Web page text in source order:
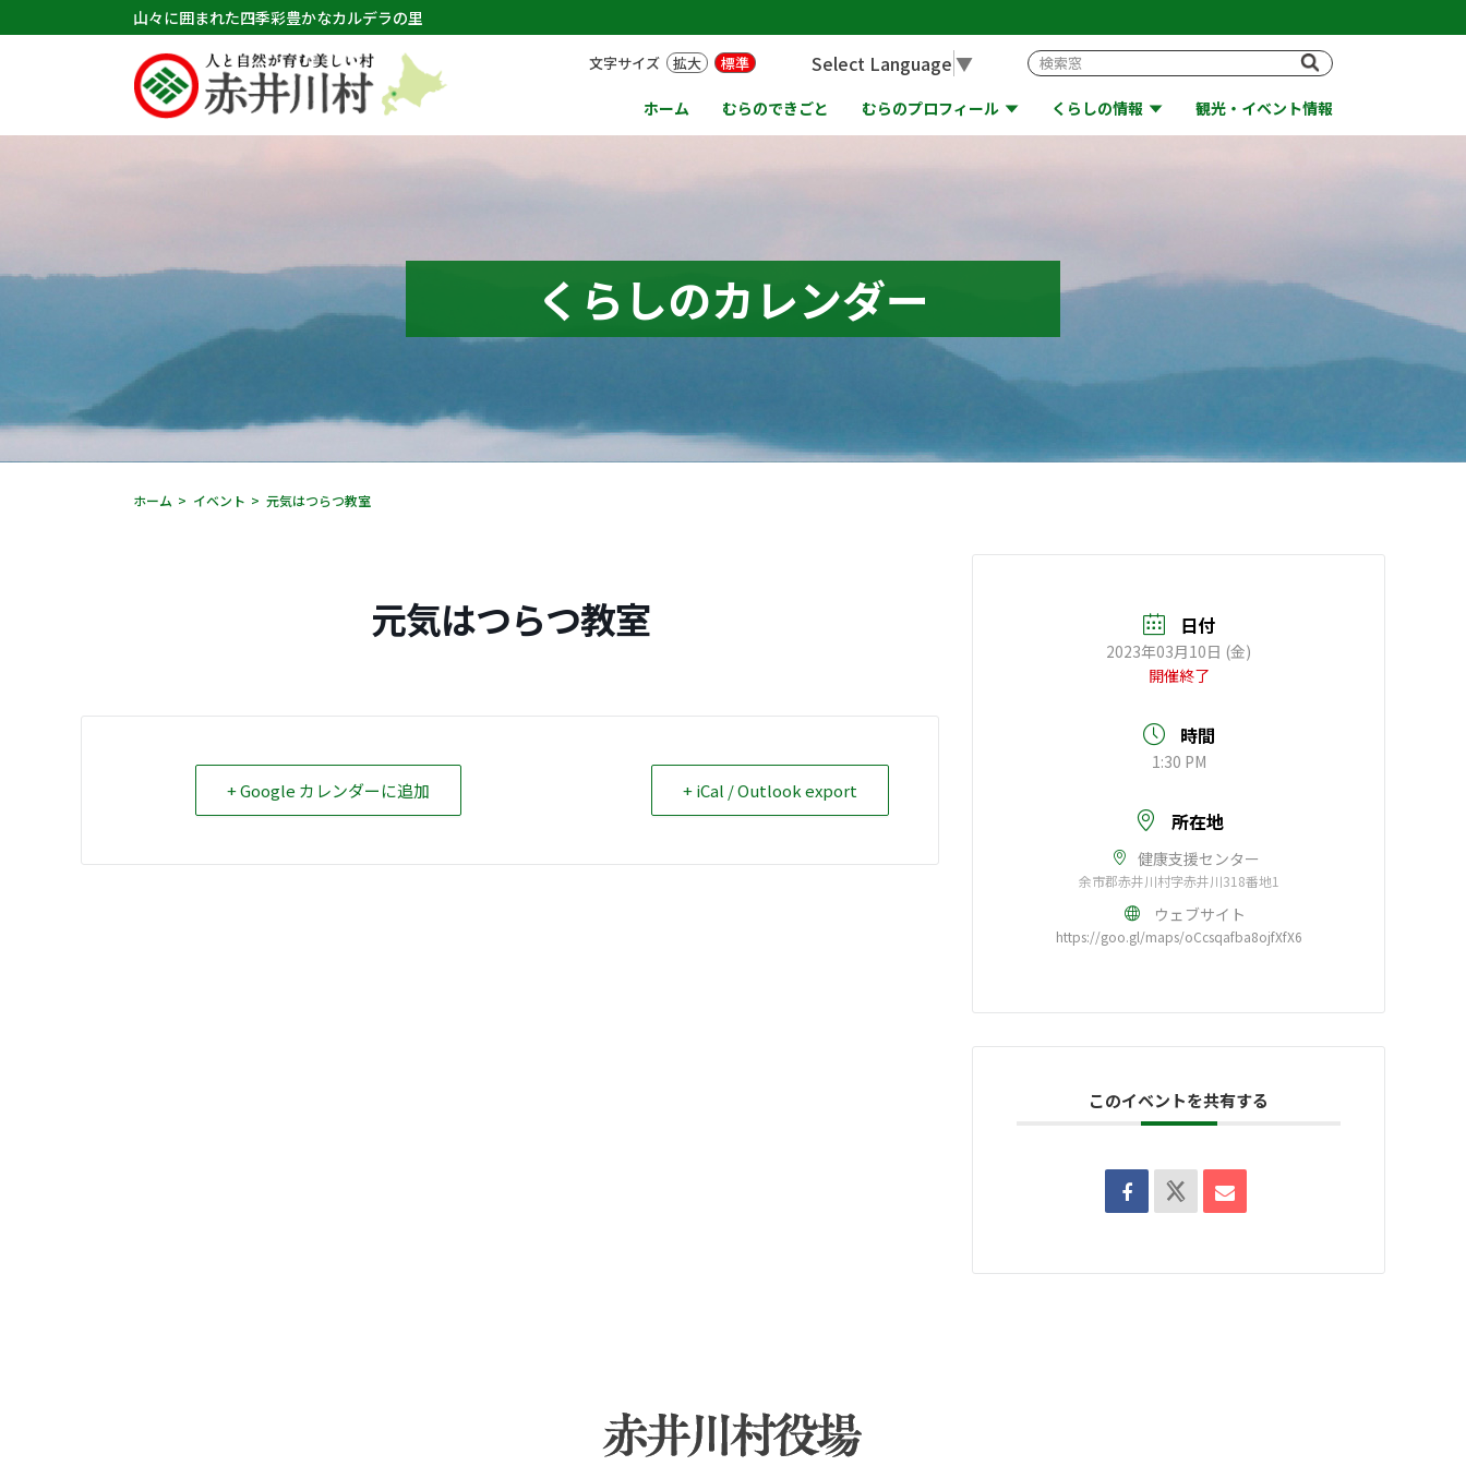
山々に囲まれた四季彩豊かなカルデラの里
ホーム むらのできごと むらのプロフィール くらしの情報 観光・イベント情報
文字サイズ 拡大 標準 Select Language▼
くらしのカレンダー
ホーム イベント 元気はつらつ教室
元気はつらつ教室
+ Google カレンダーに追加 + iCal / Outlook export
日付
2023年03月10日 (金)
開催終了
時間
1:30 PM
所在地
健康支援センター
余市郡赤井川村字赤井川318番地1
ウェブサイト
https://goo.gl/maps/oCcsqafba8ojfXfX6
このイベントを共有する